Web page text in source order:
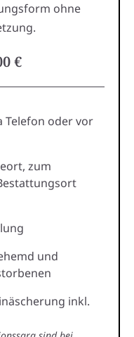
ohne
€
Telefon oder vor
zum
und
inkl.